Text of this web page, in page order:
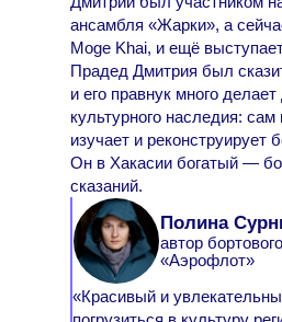
ансамбля «Жарки», а
Moge Khai, и ещё
Прадед Дмитрия был
и его правнук много
культурного наследия:
изучает и реконструирует
Он в Хакасии богатый —
сказаний.
Полина
автор
«Аэрофлот»
«Красивый и